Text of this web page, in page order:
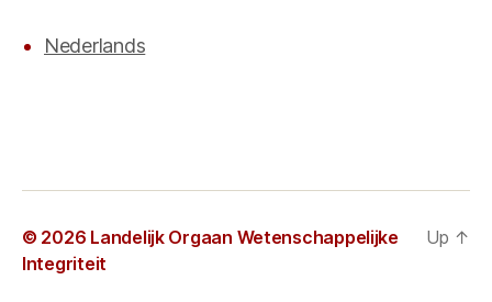
Nederlands
© 2026 Landelijk Orgaan Wetenschappelijke
Integriteit
Up ↑